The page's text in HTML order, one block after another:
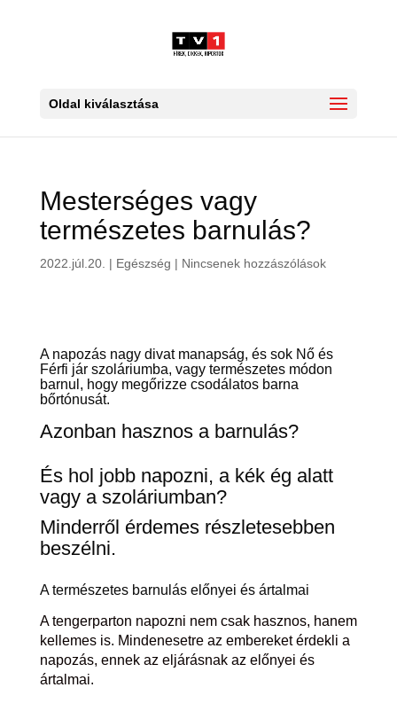
Oldal kiválasztása
Mesterséges vagy
természetes barnulás?
2022.júl.20. | Egészség | Nincsenek hozzászólások
A napozás nagy divat manapság, és sok Nő és
Férfi jár szoláriumba, vagy természetes módon
barnul, hogy megőrizze csodálatos barna
bőrtónusát.
Azonban hasznos a barnulás?
És hol jobb napozni, a kék ég alatt
vagy a szoláriumban?
Minderről érdemes részletesebben
beszélni.
A természetes barnulás előnyei és ártalmai
A tengerparton napozni nem csak hasznos, hanem
kellemes is. Mindenesetre az embereket érdekli a
napozás, ennek az eljárásnak az előnyei és
ártalmai.